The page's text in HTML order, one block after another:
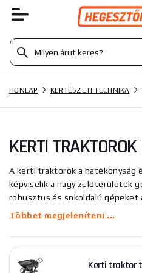
HONLAP KERTÉSZETI TECHNIKA
KERTI TRAKTOROK
A kerti traktorok a hatékonyság
képviselik a nagy zöldterületek
robusztus és sokoldalú gépeket
széles skálájának elvégzésére
népszerűségnek és az egyre
köszönhetően a kerti traktorok
minden tulajdonosának, aki a
Többet megjeleníteni ...
Kerti traktor